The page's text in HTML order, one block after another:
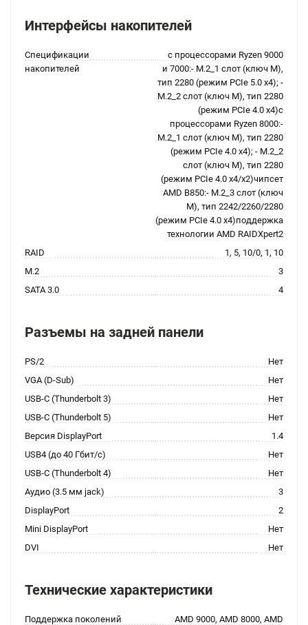
Интерфейсы накопителей
Спецификации
накопителей
с процессорами Ryzen 9000
и 7000:- M.2_1 слот (ключ M),
тип 2280 (режим PCIe 5.0 x4); -
M.2_2 слот (ключ M), тип 2280
(режим PCIe 4.0 x4)с
процессорами Ryzen 8000:-
M.2_1 слот (ключ M), тип 2280
(режим PCIe 4.0 x4); - M.2_2
слот (ключ M), тип 2280
(режим PCIe 4.0 x4/x2)чипсет
AMD B850:- M.2_3 слот (ключ
M), тип 2242/2260/2280
(режим PCIe 4.0 x4)поддержка
технологии AMD RAIDXpert2
RAID
1, 5, 10/0, 1, 10
M.2
3
SATA 3.0
4
Разъемы на задней панели
PS/2
Нет
VGA (D-Sub)
Нет
USB-C (Thunderbolt 3)
Нет
USB-C (Thunderbolt 5)
Нет
Версия DisplayPort
1.4
USB4 (до 40 Гбит/с)
Нет
USB-C (Thunderbolt 4)
Нет
Аудио (3.5 мм jack)
3
DisplayPort
2
Mini DisplayPort
Нет
DVI
Нет
Технические характеристики
Поддержка поколений
AMD 9000, AMD 8000, AMD